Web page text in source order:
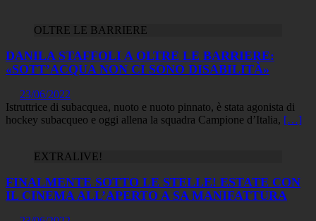
OLTRE LE BARRIERE
DANILA STAFFOLI A OLTRE LE BARRIERE:
«SOTT’ACQUA NON CI SONO DISABILITÀ»
23/06/2022
Istruttrice di subacquea, nuoto e nuoto pinnato, è stata agonista di
hockey subacqueo e oggi allena la squadra Campione d’Italia, […]
EXTRALIVE!
FINALMENTE SOTTO LE STELLE! ESTATE CON
IL CINEMA ALL’APERTO A SA MANIFATTURA